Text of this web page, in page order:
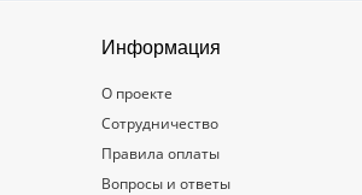
Информация
О проекте
Сотрудничество
Правила оплаты
Вопросы и ответы